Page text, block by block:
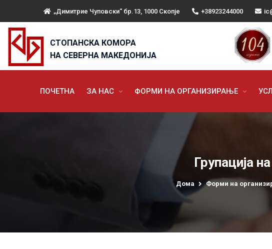
„Димитрие Чуповски“ бр.13, 1000 Скопје +38923244000
СТОПАНСКА КОМОРА
НА СЕВЕРНА МАКЕДОНИЈА
ПОЧЕТНА ЗА НАС ФОРМИ НА ОРГАНИЗИРАЊЕ
Групација
Дома Форми на